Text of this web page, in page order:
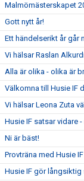
Malmömästerskapet
Gott nytt år!
Ett händelserikt år går
Vi hälsar Raslan
Alla är olika - olika är
Välkomna till Husie IF
Vi hälsar Leona Zuta
Husie IF satsar vidare
Ni är bäst!
Provträna med Husie
Husie IF gör